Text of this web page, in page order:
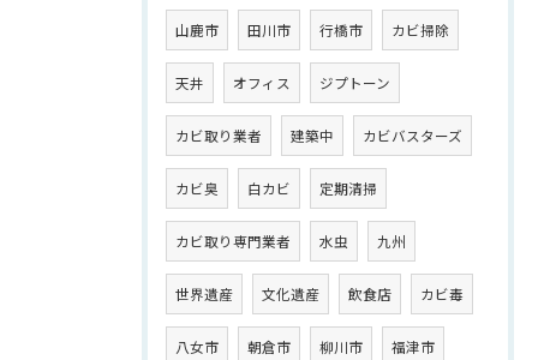
山鹿市 田川市 行橋市 カビ掃除
天井 オフィス ジプトーン
カビ取り業者 建築中 カビバスターズ
カビ臭 白カビ 定期清掃
カビ取り専門業者 水虫 九州
世界遺産 文化遺産 飲食店 カビ毒
八女市 朝倉市 柳川市 福津市